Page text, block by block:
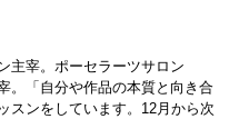
主宰。ポーセラーツサロン
。「自分や作品の本質と向き合
スンをしています。12月から次